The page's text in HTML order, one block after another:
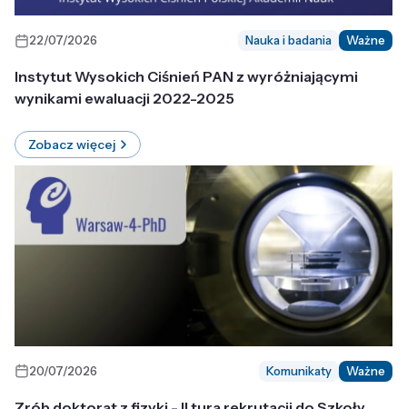
22/07/2026 Nauka i badania Ważne
Instytut Wysokich Ciśnień PAN z wyróżniającymi
wynikami ewaluacji 2022-2025
Zobacz więcej
20/07/2026 Komunikaty Ważne